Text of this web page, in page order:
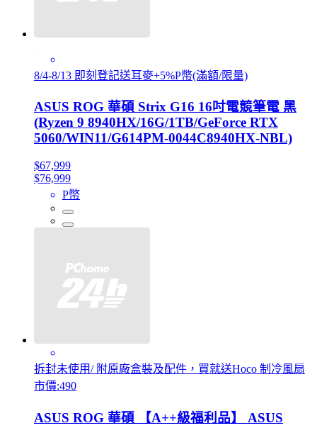
8/4-8/13 即刻登記送耳麥+5%P幣(滿額/限量)
ASUS ROG 華碩 Strix G16 16吋電競筆電 黑
(Ryzen 9 8940HX/16G/1TB/GeForce RTX
5060/WIN11/G614PM-0044C8940HX-NBL)
$67,999
$76,999
P幣
拆封未使用/ 附原廠盒裝及配件，買就送Hoco 制冷風扇
市價:490
ASUS ROG 華碩 【A++級福利品】 ASUS